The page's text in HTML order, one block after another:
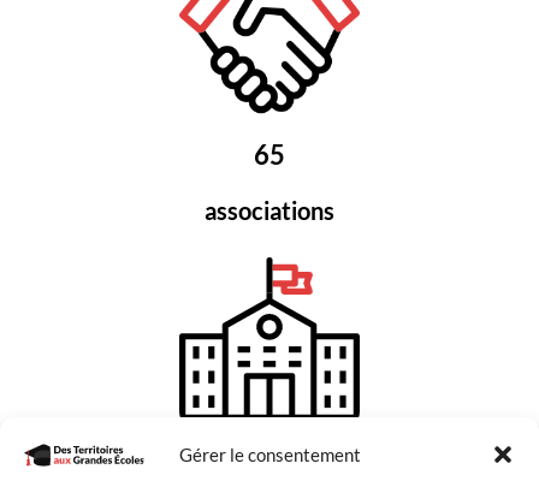
Gérer le consentement
65
associations
204